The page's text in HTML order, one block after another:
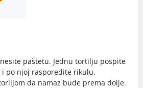
paštetu. Jednu tortilju pospite
po njoj rasporedite rikulu.
da namaz bude prema dolje.